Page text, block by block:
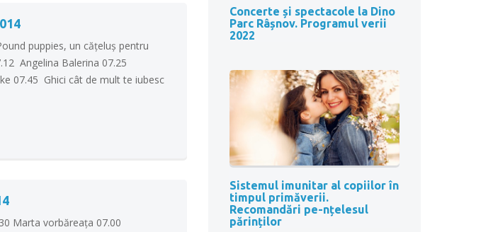
puppies, un căţeluş pentru
Angelina Balerina 07.25
07.45 Ghici cât de mult te iubesc
Marta vorbăreaţa 07.00
Concerte și spectacole la Dino
Parc Râșnov. Programul verii
2022
Sistemul imunitar al copiilor în
timpul primăverii.
Recomandări pe-nțelesul
părinților